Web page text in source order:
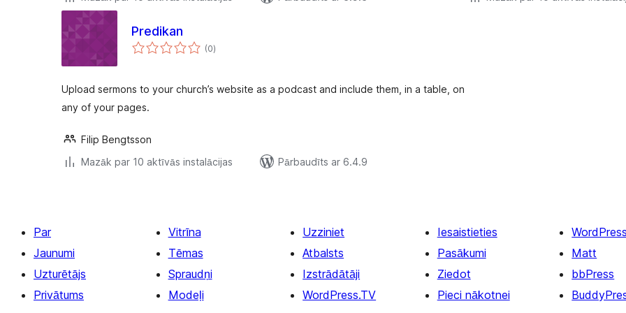
Predikan
(0vērtējumu
kopsumma
)
Upload sermons to your church’s website as a podcast and include them, in a table, on
any of your pages.
Filip Bengtsson
Mazāk par 10 aktīvās instalācijas
Pārbaudīts ar 6.4.9
Par
Jaunumi
Uzturētājs
Privātums
Vitrīna
Tēmas
Spraudņi
Modeļi
Uzziniet
Atbalsts
Izstrādātāji
WordPress.TV
Iesaistieties
Pasākumi
Ziedot
Pieci nākotnei
Matt
bbPress